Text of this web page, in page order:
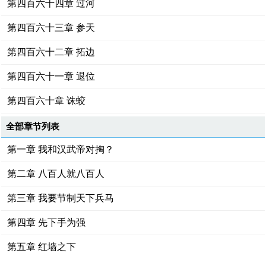
第四百六十四章 过河
第四百六十三章 参天
第四百六十二章 拓边
第四百六十一章 退位
第四百六十章 诛蛟
全部章节列表
第一章 我和汉武帝对掏？
第二章 八百人就八百人
第三章 我要节制天下兵马
第四章 先下手为强
第五章 红墙之下